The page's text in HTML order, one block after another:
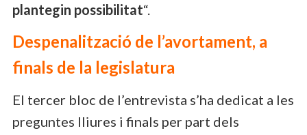
plantegin possibilitat“.
Despenalització de l’avortament, a
finals de la legislatura
El tercer bloc de l’entrevista s’ha dedicat a les
preguntes lliures i finals per part dels